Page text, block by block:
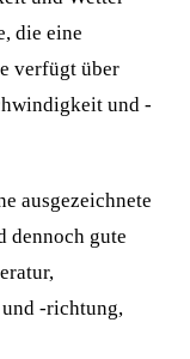
die eine
verfügt über
und -
ausgezeichnete
dennoch gute
-richtung,